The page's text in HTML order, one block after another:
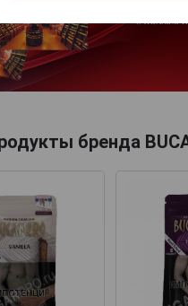
бренда